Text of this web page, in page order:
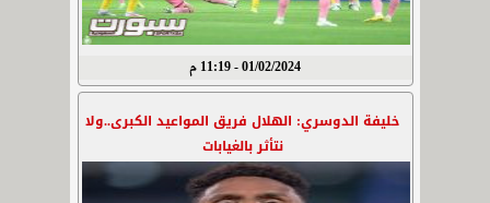
01/02/2024 - 11:19 م
خليفة الدوسري: الهلال فريق المواعيد الكبرى..ولا
نتأثر بالغيابات